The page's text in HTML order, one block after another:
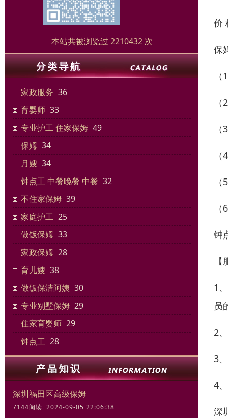
本站共被浏览过 2210432 次
家政服务 36
育婴师 33
专业护工 住家保姆 49
保姆 34
月嫂 34
钟点工 中餐晚餐 中餐 32
不住家保姆 39
家庭护工 25
做饭保姆 33
家政保姆 28
育儿嫂 38
做饭保洁阿姨 30
专业别墅保姆 29
住家‌‌育婴师 29
钟点工 28
深圳福田区高级保姆
7144阅读 2024-09-05 22:06:38
价
保
钟
1
员
2
3
4
深